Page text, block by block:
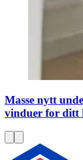
Masse nytt
vinduer for ditt